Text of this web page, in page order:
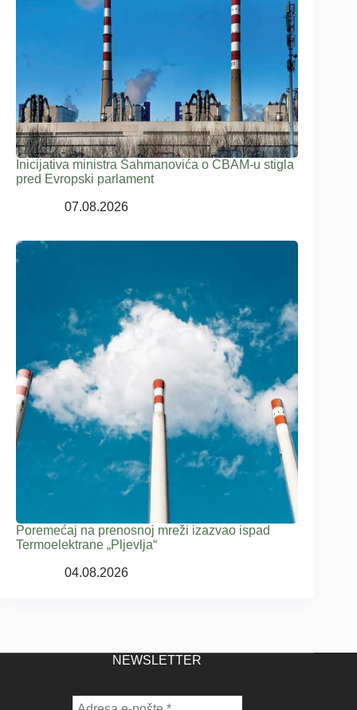
Inicijativa ministra Šahmanovića o CBAM-u stigla
pred Evropski parlament
07.08.2026
Poremećaj na prenosnoj mreži izazvao ispad
Termoelektrane „Pljevlja“
04.08.2026
NEWSLETTER